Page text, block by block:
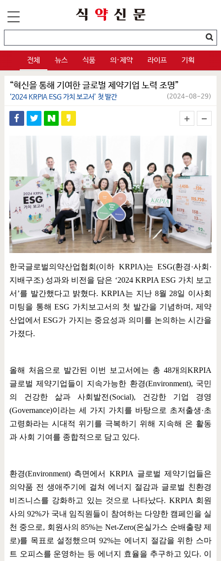
전체 뉴스 식품 의·제약 라이프 기획
“혁신을 통해 기여한 글로벌 제약기업 노력 조명”
‘2024 KRPIA ESG 가치 보고서’ 첫 발간 (2024-08-29)
한국글로벌의약산업협회 (이하 KRPIA)는ESG(환경·사회 ·
지배구조) 성과와 비전을 담은 ‘2024 KRPIA ESG 가치 보고
서 ’를 발간했다고 밝혔다. KRPIA는 지난 8월 28일 이사회
미팅을 통해ESG 가치보고서의 첫 발간을 기념하며 ,제약
산업에서ESG가 가지는 중요성과 의미를 논의하는 시간을
가졌다.
올해 처음으로 발간된 이번 보고서에는 총48개의KRPIA
글로벌 제약기업들이 지속가능한 환경(Environment), 국민
의 건강한 삶과 사회발전 (Social), 건강한 기업 경영
(Governance)이라는 세 가지 가치를 바탕으로 초저출생·초
고령화라는 시대적 위기를 극복하기 위해 지속해 온 활동
과 사회 기여를 종합적으로 담고 있다.
환경(Environment) 측면에서KRPIA 글로벌 제약기업들은
의약품 전 생애주기에 걸쳐 에너지 절감과 글로벌 친환경
비즈니스를 강화하고 있는 것으로 나타났다. KRPIA 회원
사의92%가 국내 임직원들이 참여하는 다양한 캠페인을 실
천 중으로, 회원사의85%는Net-Zero(온실가스 순배출량 제
로)를 목표로 설정했으며92%는 에너지 절감을 위한 스마
트 오피스를 운영하는 등 에너지 효율을 추구하고 있다. 이